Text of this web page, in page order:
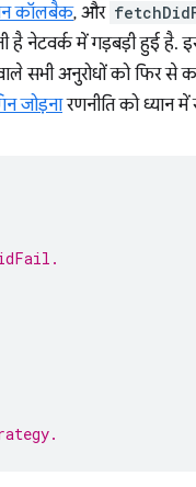
कॉलबैक, और
है नेटवर्क में गड़बड़ी हुई
सभी अनुरोधों को फिर से
जोड़नारणनीति को ध्यान